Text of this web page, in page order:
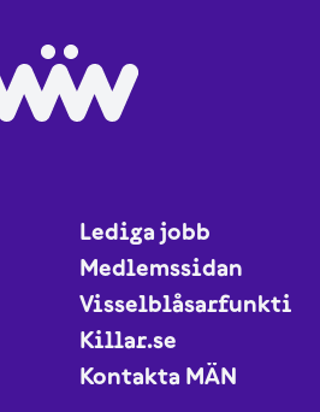
Lediga jobb
Medlemssidan
Visselblåsarfunktion
Killar.se
Kontakta MÄN